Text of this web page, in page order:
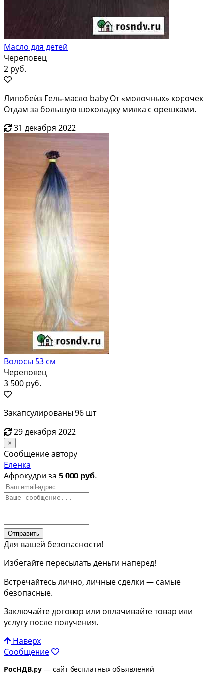
Масло для детей
Череповец
2 руб.
Липобейз Гель-масло baby От «молочных» корочек
Отдам за большую шоколадку милка с орешками.
31 декабря 2022
Волосы 53 см
Череповец
3 500 руб.
Закапсулированы 96 шт
29 декабря 2022
×
Сообщение автору
Еленка
Афрокудри за 5 000 руб.
Отправить
Для вашей безопасности!
Избегайте пересылать деньги наперед!
Встречайтесь лично, личные сделки — самые
безопасные.
Заключайте договор или оплачивайте товар или
услугу после получения.
Наверх
Сообщение
РосНДВ.ру — сайт бесплатных объявлений